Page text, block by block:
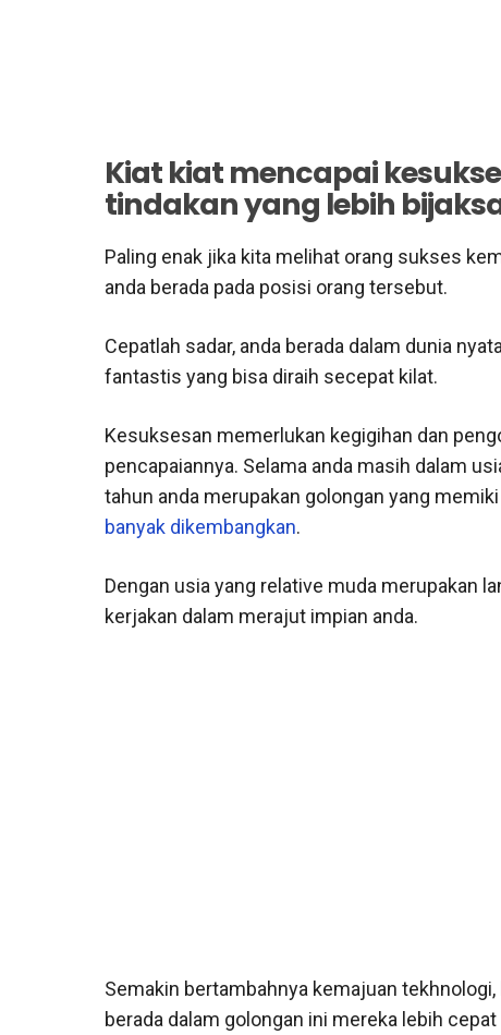
Kiat kiat mencapai
tindakan yang lebih
Paling enak jika kita melihat orang sukses
anda berada pada posisi orang tersebut.
Cepatlah sadar, anda berada dalam dunia
fantastis yang bisa diraih secepat kilat.
Kesuksesan memerlukan kegigihan dan
pencapaiannya. Selama anda masih dalam
tahun anda merupakan golongan yang
banyak dikembangkan.
Dengan usia yang relative muda merupakan
kerjakan dalam merajut impian anda.
Semakin bertambahnya kemajuan
berada dalam golongan ini mereka lebih